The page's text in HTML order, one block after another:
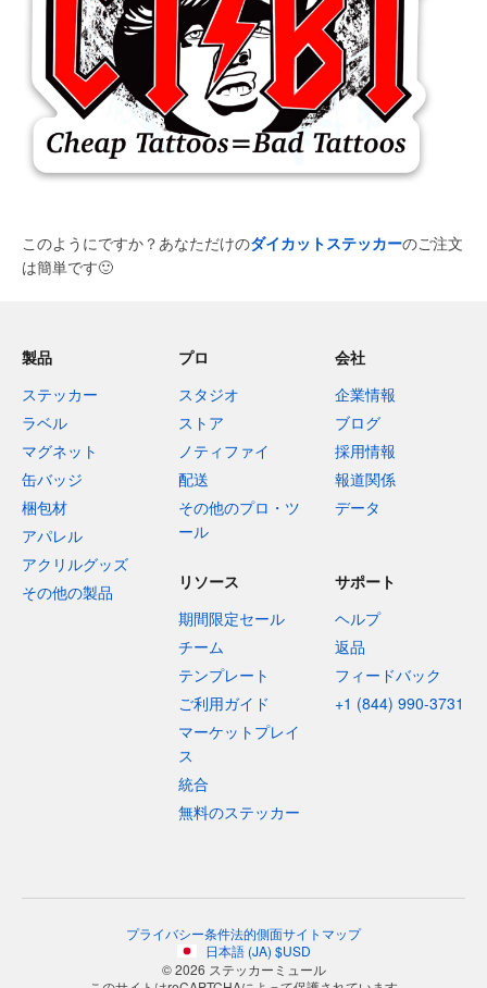
このようにですか？あなただけのダイカットステッカーのご注文
は簡単です🙂
製品
ステッカー
ラベル
マグネット
缶バッジ
梱包材
アパレル
アクリルグッズ
その他の製品
プロ
スタジオ
ストア
ノティファイ
配送
その他のプロ・ツ
ール
会社
企業情報
ブログ
採用情報
報道関係
データ
リソース
期間限定セール
チーム
テンプレート
ご利用ガイド
マーケットプレイ
ス
統合
無料のステッカー
サポート
ヘルプ
返品
フィードバック
+1 (844) 990-3731
プライバシー条件法的側面サイトマップ
日本語(JA) $USD
© 2026 ステッカーミュール